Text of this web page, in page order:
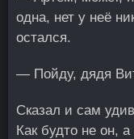
одна, нет у неё
остался.
— Пойду, дядя
Сказал и сам
Как будто не он,